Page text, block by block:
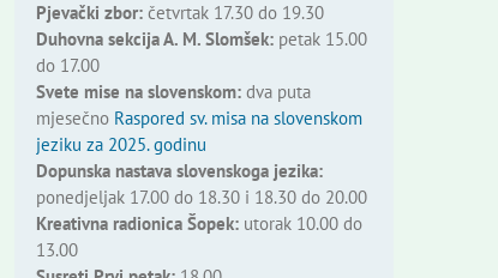
Pjevački zbor:četvrtak 17.30 do 19.30
Duhovna sekcija A. M. Slomšek:petak 15.00
do 17.00
Svete mise na slovenskom:dva puta
mjesečno Raspored sv. misa na slovenskom
jeziku za 2025. godinu
Dopunska nastava slovenskoga jezika:
ponedjeljak 17.00 do 18.30 i 18.30 do 20.00
Kreativna radionica Šopek:utorak 10.00 do
13.00